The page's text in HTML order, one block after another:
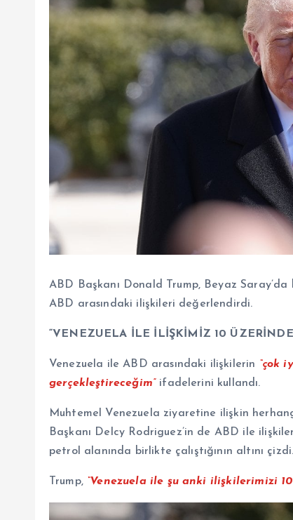
ABD Başkanı Donald Trump, Beyaz Saray’da
ABD arasındaki ilişkileri değerlendirdi.
“VENEZUELA İLE İLİŞKİMİZ 10
Venezuela ile ABD arasındaki ilişkilerin “çok
gerçekleştireceğim”ifadelerini kullandı.
Muhtemel Venezuela ziyaretine ilişkin
Başkanı Delcy Rodriguez’in de ABD ile
petrol alanında birlikte çalıştığının altını çizdi.
Trump, “Venezuela ile şu anki ilişkilerimizi